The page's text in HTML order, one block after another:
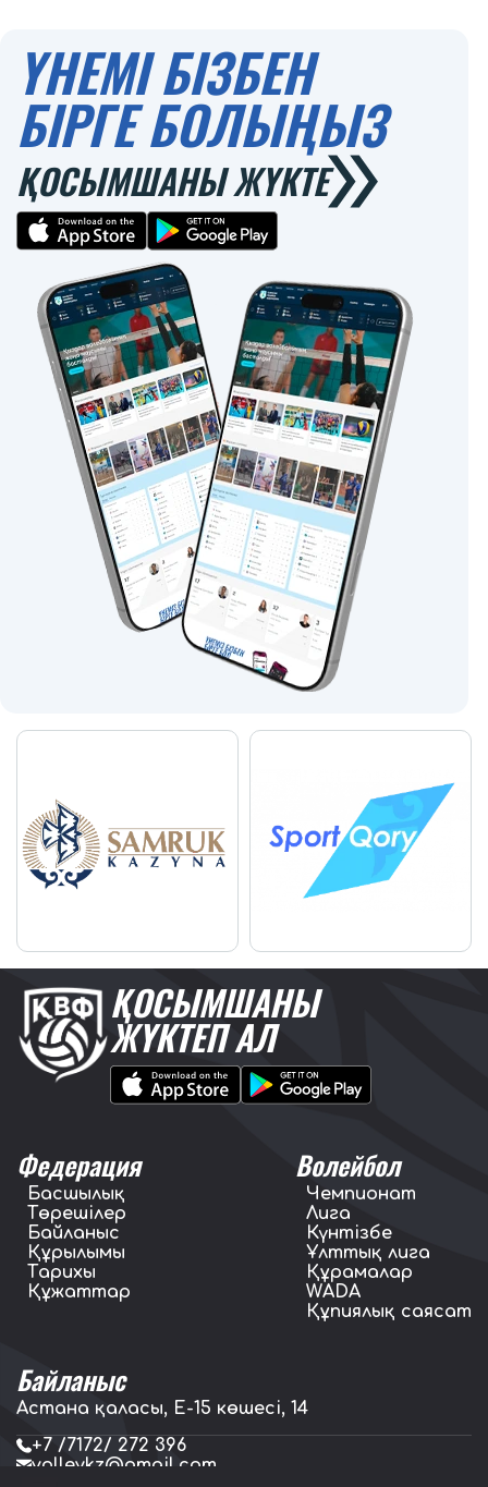
ҮНЕМІ БІЗБЕН
БІРГЕ БОЛЫҢЫЗ
ҚОСЫМШАНЫ ЖҮКТЕ
ҚОСЫМШАНЫ
ЖҮКТЕП АЛ
Федерация
Басшылық
Төрешілер
Байланыс
Құрылымы
Тарихы
Құжаттар
Волейбол
Чемпионат
Лига
Күнтізбе
Ұлттық лига
Құрамалар
WADA
Құпиялық саясат
Байланыс
Астана қаласы, E-15 көшесі, 14
+7 /7172/ 272 396
volleykz@gmail.com